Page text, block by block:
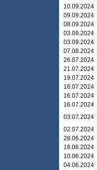
10.09.2024
09.09.2024
08.09.2024
03.09.2024
03.09.2024
07.08.2024
26.07.2024
21.07.2024
19.07.2024
16.07.2024
16.07.2024
16.07.2024
03.07.2024
02.07.2024
28.06.2024
18.06.2024
10.06.2024
04.06.2024